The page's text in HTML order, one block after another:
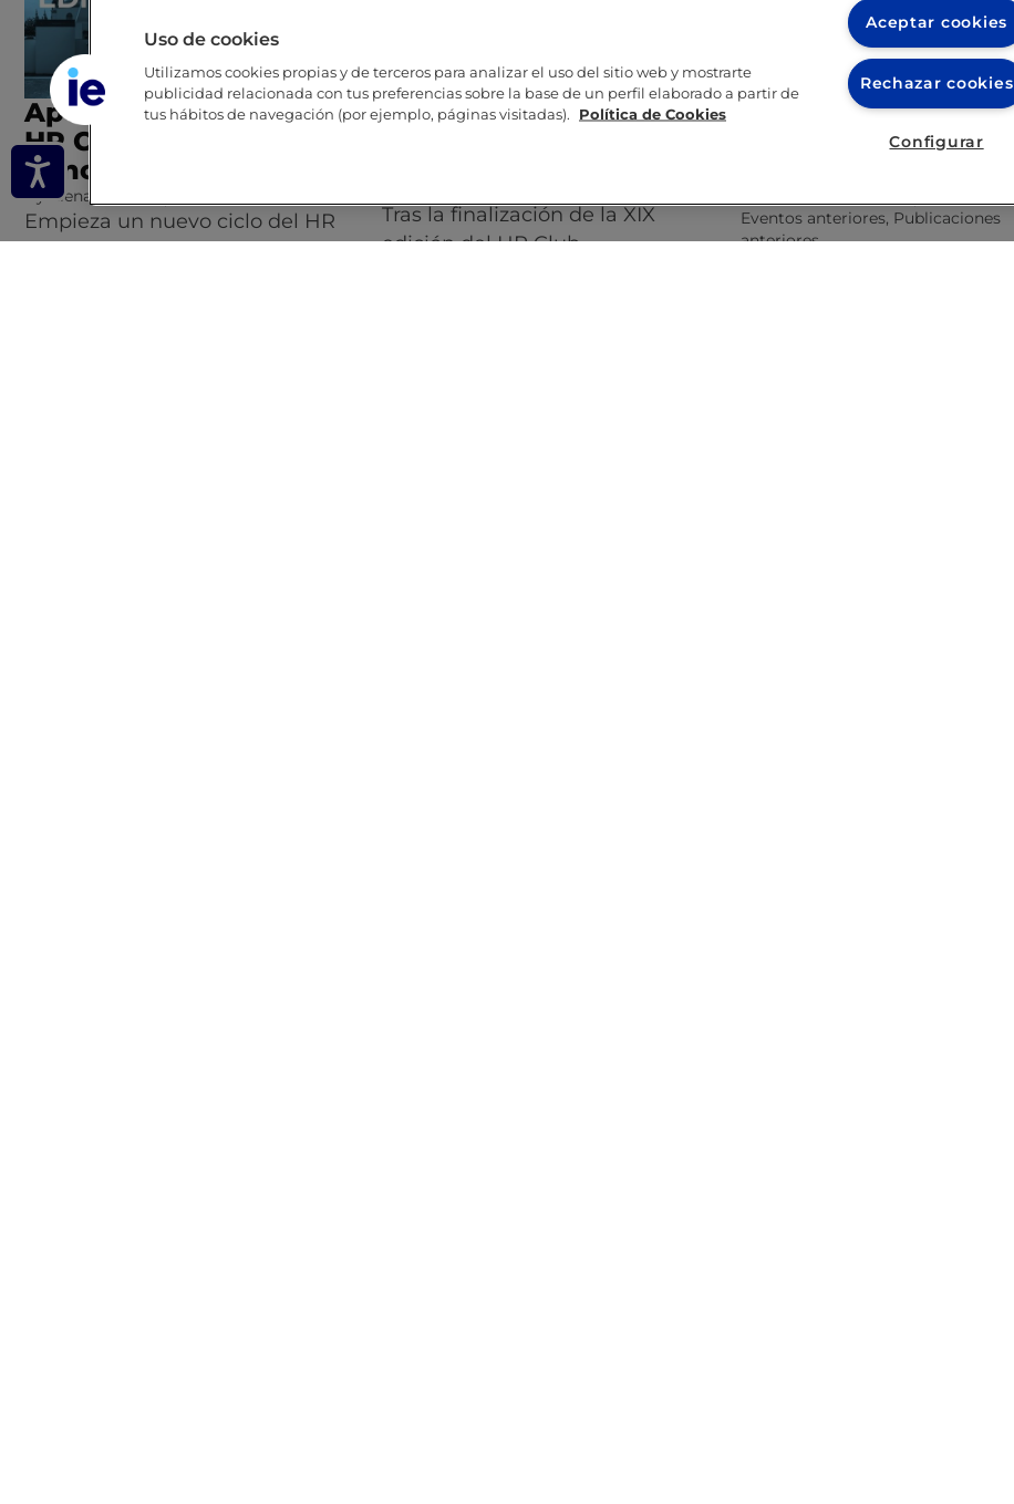
Apertura XX edición
HR Club de
Benchmarking
ByElena Molina
Empieza un nuevo ciclo del HR
Memoria de
Tras la finalización de la XIX
edición del HR Club…
Balance de
participación
Eventos anteriores, Publicaciones
anteriores
Uso de cookies
Utilizamos cookies propias y de terceros para analizar el uso del sitio web y mostrarte
publicidad relacionada con tus preferencias sobre la base de un perfil elaborado a partir de
tus hábitos de navegación (por ejemplo, páginas visitadas).
Política de Cookies
Aceptar cookies
Rechazar cookies
Configurar